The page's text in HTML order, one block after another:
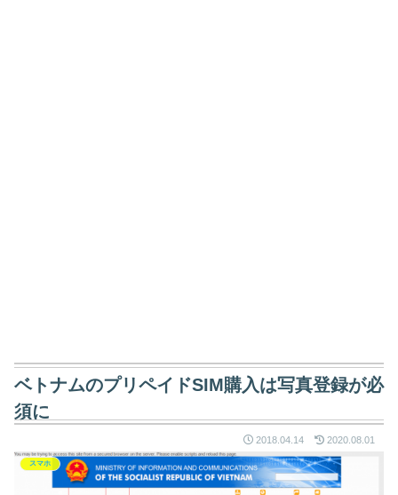
ベトナムのプリペイドSIM購入は写真登録が必
須に
2018.04.14 2020.08.01
スマホ